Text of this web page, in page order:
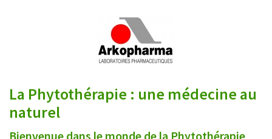
La Phytothérapie : une médecine au
naturel
Bienvenue dans le monde de la Phytothérapie